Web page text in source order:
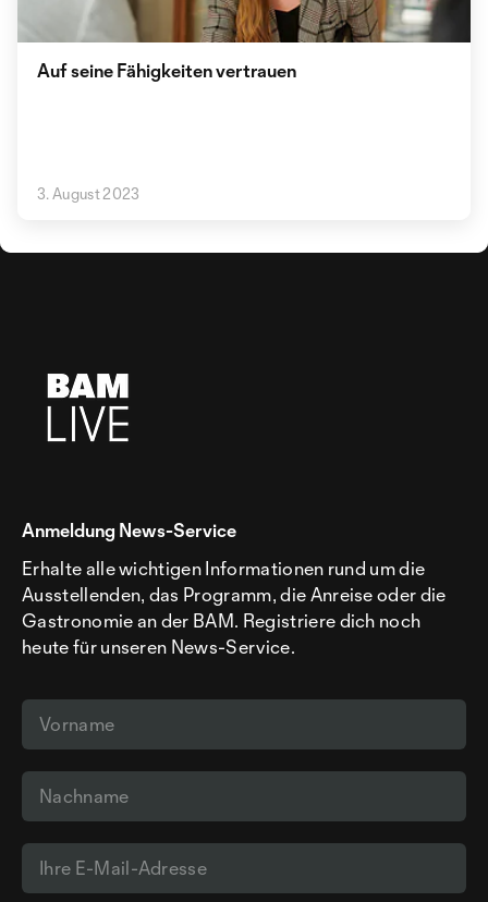
Auf seine Fähigkeiten vertrauen
3. August 2023
Anmeldung News-Service
Erhalte alle wichtigen Informationen rund um die
Ausstellenden, das Programm, die Anreise oder die
Gastronomie an der BAM. Registriere dich noch
heute für unseren News-Service.